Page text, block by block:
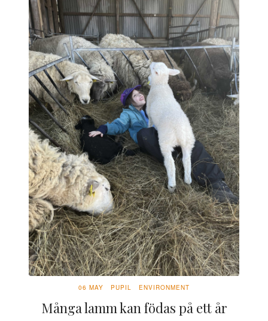
06 MAY PUPIL ENVIRONMENT
Många lamm kan födas på ett år